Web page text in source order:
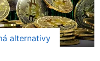
alternativy